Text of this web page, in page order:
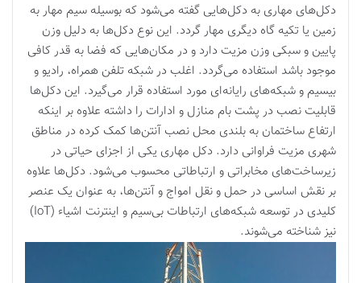
دکل‌های مهاری به دکل‌هایی گفته می‌شود که بوسیله سیم مهار به
زمین یا تکیه گاه دیگری مهار گردد. این نوع دکل‌ها به دلیل وزن
پایین و سبکی وزن مزیت دارد و در مکان‌هایی که فضا به قدر کافی
موجود باشد استفاده می‌گردد. اغلب در شبکه تلفن همراه، رادیو و
بیسیم و شبکه‌های رایانه‌ای مورد استفاده قرار می‌گیرد. این دکل‌ها
قابلیت نصب در پشت بام منازل و ادارات را داشته علاوه بر اینکه
ارتفاع ساختمان به بلندی محل نصب آنتن‌ها کمک کرده در مناطق
شهری مزیت فراوانی دارد. دکل مهاری یکی از اجزای حیاتی در
زیرساخت‌های مخابراتی و ارتباطاتی محسوب می‌شود. دکل‌ها علاوه
بر نقش اساسی در حمل و نقل امواج و آنتن‌ها، به عنوان یک عنصر
کلیدی در توسعه شبکه‌های ارتباطات بی‌سیم و اینترنت اشیاء (IoT)
نیز شناخته می‌شوند.